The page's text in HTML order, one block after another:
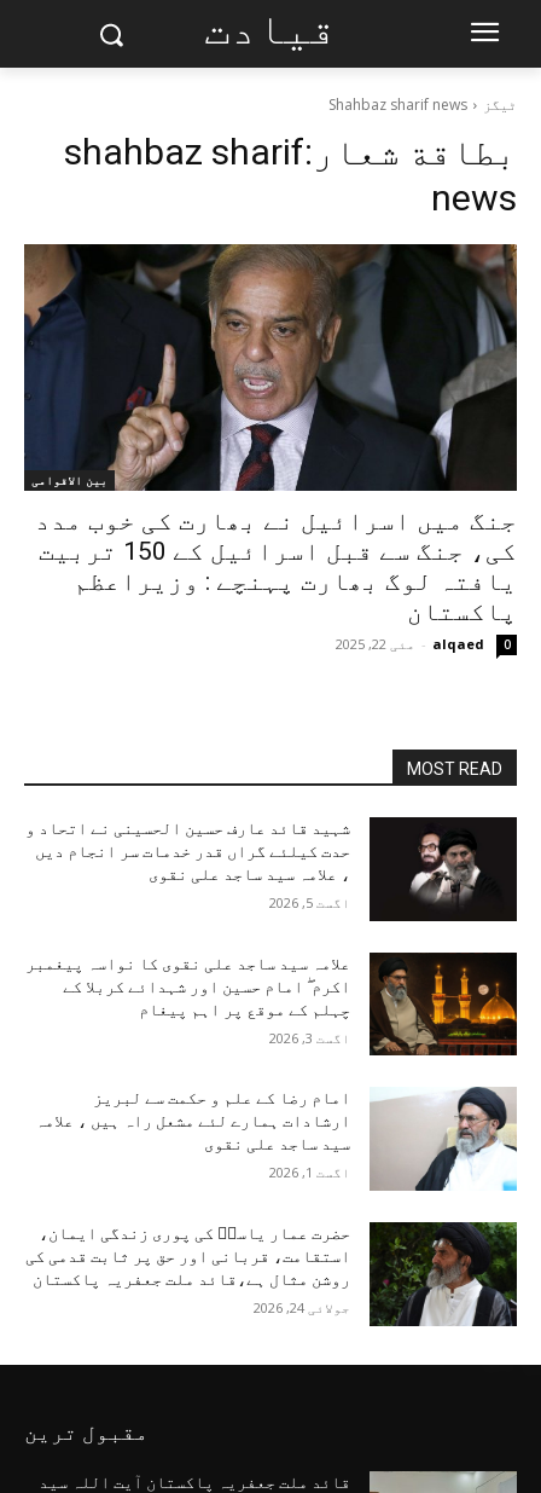
قیادت
ٹیگز Shahbaz sharif news
بطاقة شعار:shahbaz sharif
news
بین الاقوامی
جنگ میں اسرائیل نے بھارت کی خوب مدد
کی، جنگ سے قبل اسرائیل کے 150 تربیت
یافتہ لوگ بھارت پہنچے : وزیراعظم
پاکستان
alqaed
- مئی 22, 2025 0
MOST READ
شہید قائد عارف حسین الحسینی نے اتحاد و
حدت کیلئے گراں قدر خدمات سر انجام دیں
، علامہ سید ساجد علی نقوی
اگست 5, 2026
علامہ سید ساجد علی نقوی کا نواسہ پیغمبر
اکرم ۖ امام حسین اور شہدائے کربلا کے
چہلم کے موقع پر اہم پیغام
اگست 3, 2026
امام رضا کے علم و حکمت سے لبریز
ارشادات ہمارے لئے مشعل راہ ہیں ، علامہ
سید ساجد علی نقوی
اگست 1, 2026
حضرت عمار یاسرؑ کی پوری زندگی ایمان،
استقامت، قربانی اور حق پر ثابت قدمی کی
روشن مثال ہے،قائد ملت جعفریہ پاکستان
جولائی 24, 2026
مقبول ترین
قائد ملت جعفریہ پاکستان آیت اللہ سید